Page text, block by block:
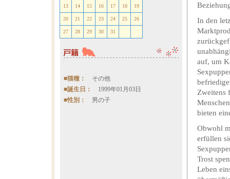
13 14 15 16 17 18 19
20 21 22 23 24 25 26
27 28 29 30 31
■猫種： その他
■誕生日： 1999年01月03日
■性別： 男の子
In den
auf, um
Zweitens
bieten
Obwohl
erfüllen
Trost
Leben